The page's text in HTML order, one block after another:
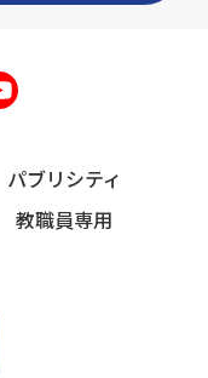
パブリシティ
教職員専用